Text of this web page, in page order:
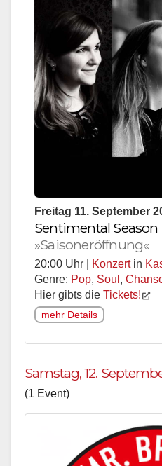
Freitag 11. September
Sentimental Season
»Saisoneröffnung«
20:00 Uhr | Konzertin
Genre: Pop, Soul ,
Hier gibts die Tickets!
mehr Details
Samstag, 12.
(1 Event)